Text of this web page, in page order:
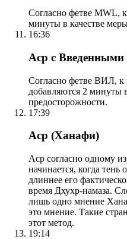
Согласно фетве MWL,
минуты в качестве
16:36
Аср с
Согласно фетве ВИЛ, к
добавляются 2 минуты
предосторожности.
17:39
Аср (Ханафи)
Аср согласно одному
начинается, когда тень
длиннее его
время Дхухр-намаза.
лишь одно мнение
это мнение. Такие
этот метод.
19:14